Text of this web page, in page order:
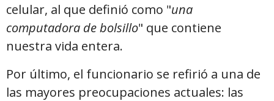
celular, al que definió como "una
computadora de bolsillo" que contiene
nuestra vida entera.
Por último, el funcionario se refirió a una de
las mayores preocupaciones actuales: las